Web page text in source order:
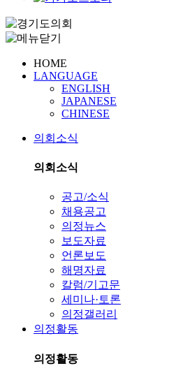
HOME
LANGUAGE
ENGLISH
JAPANESE
CHINESE
의회소식
의회소식
공고/소식
채용공고
의정뉴스
보도자료
언론보도
해명자료
칼럼/기고문
세미나·토론
의정갤러리
의정활동
의정활동